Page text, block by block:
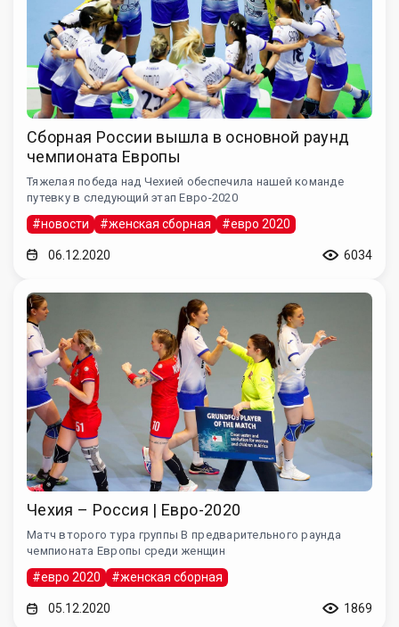
Сборная России вышла в основной раунд
чемпионата Европы
Тяжелая победа над Чехией обеспечила нашей команде
путевку в следующий этап Евро-2020
#новости #женская сборная #евро 2020
06.12.2020 6034
Чехия – Россия | Евро-2020
Матч второго тура группы B предварительного раунда
чемпионата Европы среди женщин
#евро 2020 #женская сборная
05.12.2020 1869